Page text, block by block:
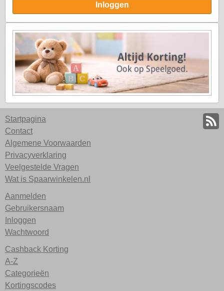
Inloggen
Startpagina
Contact
Algemene Voorwaarden
Privacyverklaring
Veelgestelde Vragen
Wat is Spaarwinkelen.nl
Aanmelden
Gebruikersnaam
Inloggen
Wachtwoord
Cashback Korting
A-Z
Categorieën
Kortingscodes